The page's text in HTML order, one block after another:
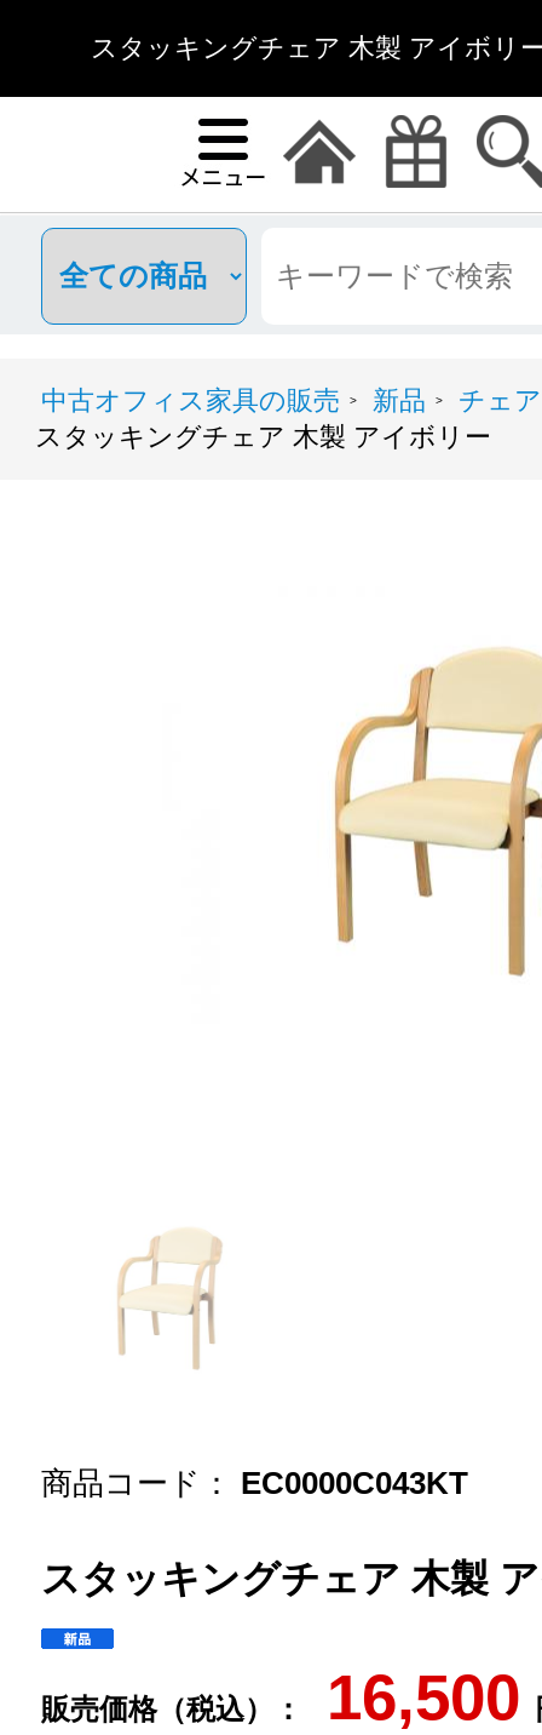
スタッキングチェア 木製 アイボリ
中古オフィス家具の販売 > 新品 >
チェア
スタッキングチェア 木製 アイボリー
商品コード： EC0000C043KT
スタッキングチェア 木製
販売価格（税込）： 16,500